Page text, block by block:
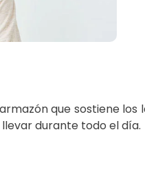
que sostiene los
durante todo el día.